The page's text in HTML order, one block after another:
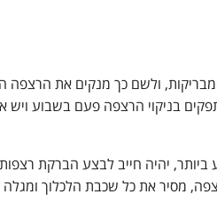
ולשם כך מנקים את הרצפה
בניקוי הרצפה פעם בשבוע
ביותר, יהיה חייב לבצע הברקת
מסיר את כל שכבת הלכלוך ומגלה